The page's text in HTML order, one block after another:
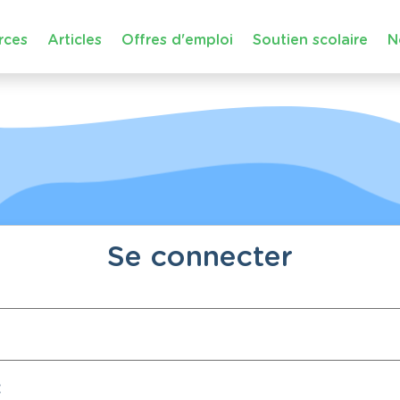
Articles Offres d'emploi Soutien scolaire
Se connecter